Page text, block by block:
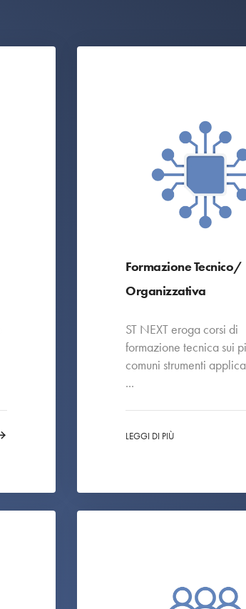
Formazione Tecnico/
Organizzativa
ST NEXT eroga corsi di
formazione tecnica sui
comuni strumenti
...
LEGGI DI PIÙ